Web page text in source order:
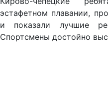
эстафетном плавании,
и показали лучшие
Спортсмены достойно